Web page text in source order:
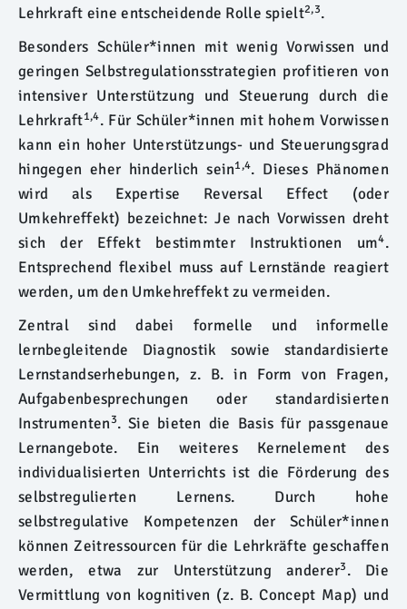
Lehrkraft eine entscheidende Rolle spielt2,3.
Besonders Schüler*innen mit wenig Vorwissen und
geringen Selbstregulationsstrategien profitieren von
intensiver Unterstützung und Steuerung durch die
Lehrkraft1,4. Für Schüler*innen mit hohem Vorwissen
kann ein hoher Unterstützungs- und Steuerungsgrad
hingegen eher hinderlich sein1,4. Dieses Phänomen
wird als Expertise Reversal Effect (oder
Umkehreffekt) bezeichnet: Je nach Vorwissen dreht
sich der Effekt bestimmter Instruktionen um4.
Entsprechend flexibel muss auf Lernstände reagiert
werden, um den Umkehreffekt zu vermeiden.
Zentral sind dabei formelle und informelle
lernbegleitende Diagnostik sowie standardisierte
Lernstandserhebungen, z. B. in Form von Fragen,
Aufgabenbesprechungen oder standardisierten
Instrumenten3. Sie bieten die Basis für passgenaue
Lernangebote. Ein weiteres Kernelement des
individualisierten Unterrichts ist die Förderung des
selbstregulierten Lernens. Durch hohe
selbstregulative Kompetenzen der Schüler*innen
können Zeitressourcen für die Lehrkräfte geschaffen
werden, etwa zur Unterstützung anderer3. Die
Vermittlung von kognitiven (z. B. Concept Map) und